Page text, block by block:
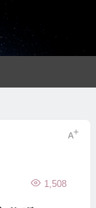
1,508